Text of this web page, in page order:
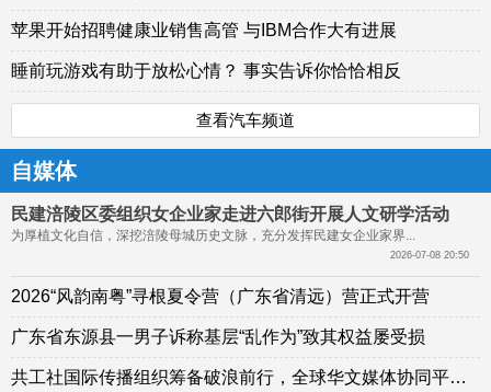
苹果开始招聘健康业销售高管 与IBM合作大有进展
睡前玩游戏有助于放松心情？ 事实告诉你恰恰相反
查看汽车频道
自媒体
民建涪陵区委组织女企业家走进六郎街开展人文研学活动
为厚植文化自信，深挖涪陵母城历史文脉，充分发挥民建女企业家界...
2026-07-08 20:50
2026“风韵南粤”寻根夏令营（广东省清远）营正式开营
广东省东源县一男子诉称基层“乱作为”致其权益屡受损
共工社国际传播组织筹备破浪前行，全球华文媒体协同平台初绽光芒